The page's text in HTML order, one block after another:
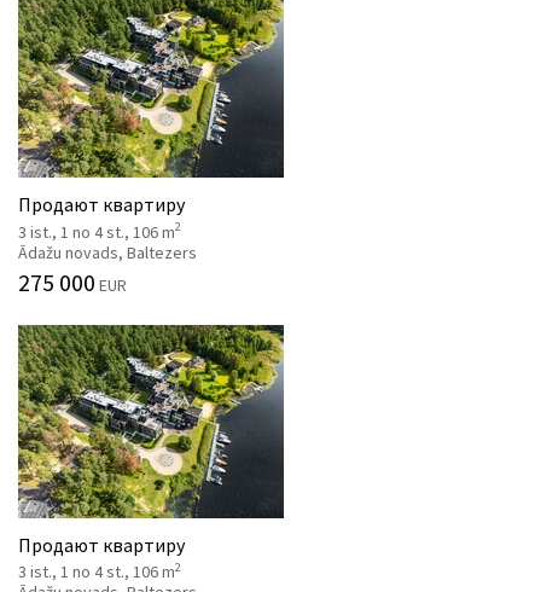
Продают квартиру
3 ist., 1 no 4 st., 106 m2
Ādažu novads, Baltezers
275 000 EUR
Продают квартиру
3 ist., 1 no 4 st., 106 m2